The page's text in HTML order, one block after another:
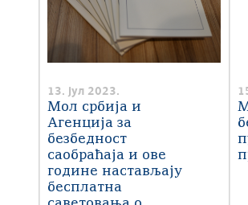
13. јул 2023.
Мол србија и
Агенција за
безбедност
саобраћаја и ове
године настављају
бесплатна